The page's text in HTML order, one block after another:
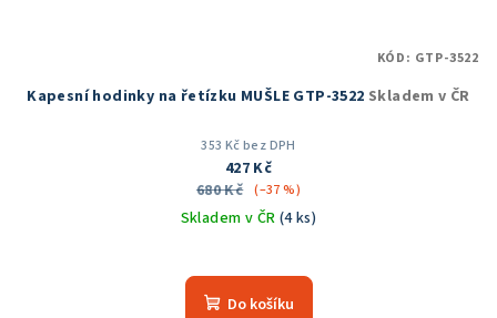
Kapesní hodinky na řetízku MUŠLE GTP-3522 Skladem v ČR
353 Kč bez DPH
427 Kč
680 Kč (–37 %)
Skladem v ČR (4 ks)
hodnocení
produktu
Do košíku
KÓD: GTP-3522